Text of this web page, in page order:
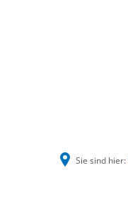
Sie sind hier: